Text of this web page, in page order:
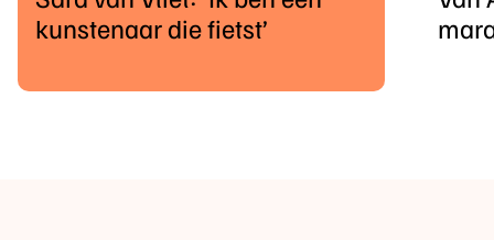
kunstenaar die fietst’